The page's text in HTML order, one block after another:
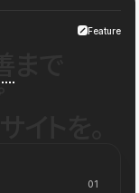
Feature
01